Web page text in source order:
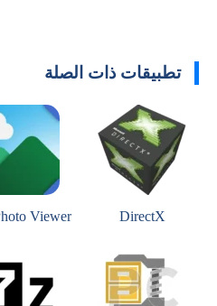
تطبيقات ذات الصلة
DirectX